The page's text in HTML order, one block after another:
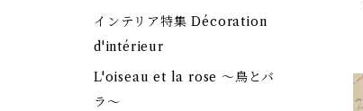
インテリア特集 Décoration
d'intérieur
L'oiseau et la rose ～鳥とバ
ラ～